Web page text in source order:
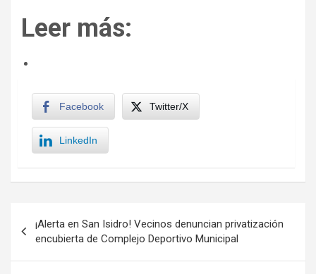
Leer más:
Facebook Twitter/X
LinkedIn
de
entradas
¡Alerta en San Isidro! Vecinos denuncian privatización
encubierta de Complejo Deportivo Municipal